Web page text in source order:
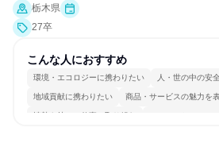
栃木県
27卒
こんな人におすすめ
環境・エコロジーに携わりたい 人・世の中の安
地域貢献に携わりたい 商品・サービスの魅力を
情熱を持って仕事に取り組む コミュニケーショ